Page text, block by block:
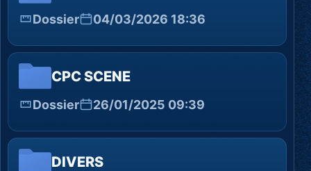
Dossier 04/03/2026 18:36
CPC SCENE
Dossier 26/01/2025 09:39
DIVERS